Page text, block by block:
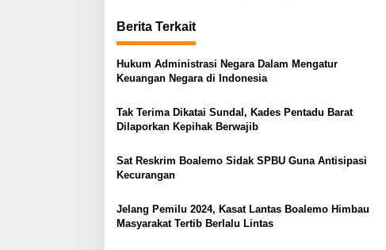
i
g
a
i
o
Berita Terkait
Hukum Administrasi Negara Dalam Mengatur
Keuangan Negara di Indonesia
Tak Terima Dikatai Sundal, Kades Pentadu Barat
Dilaporkan Kepihak Berwajib
Sat Reskrim Boalemo Sidak SPBU Guna Antisipasi
Kecurangan
Jelang Pemilu 2024, Kasat Lantas Boalemo Himbau
Masyarakat Tertib Berlalu Lintas